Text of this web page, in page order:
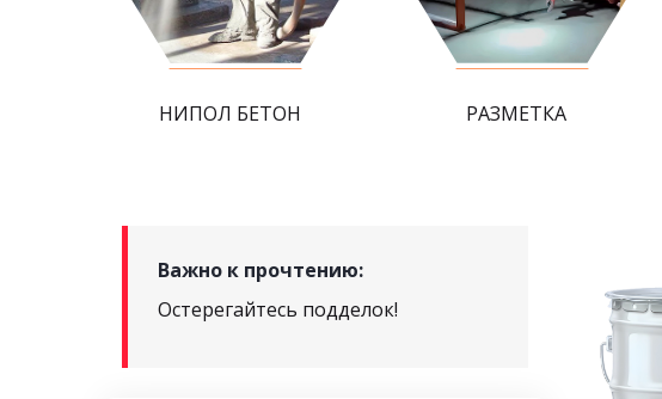
НИПОЛ БЕТОН РАЗМЕТКА
Важно к прочтению:
Остерегайтесь подделок!